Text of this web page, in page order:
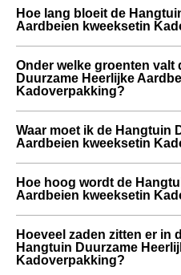
Hoe lang bloeit de
Aardbeien kweeksetin
Onder welke groenten valt
Duurzame Heerlijke
Kadoverpakking?
Waar moet ik de Hangtuin
Aardbeien kweeksetin
Hoe hoog wordt de
Aardbeien kweeksetin
Hoeveel zaden zitten er in
Hangtuin Duurzame
Kadoverpakking?